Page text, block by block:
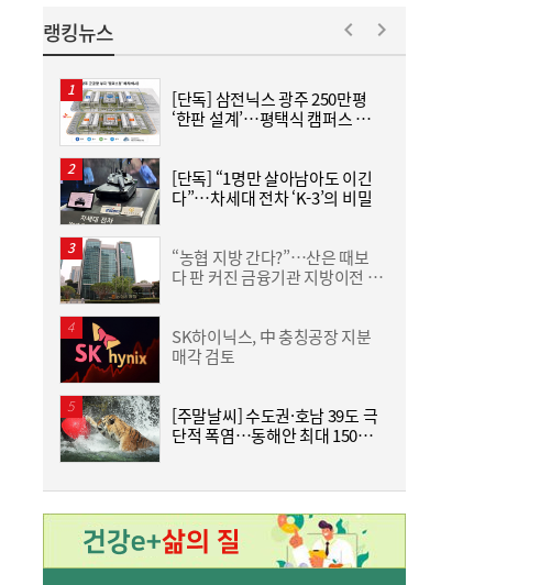
19:32
사상 최대 실적 이어가는 SK하이닉스…분기
배당 375원
19:26
통신 3사, AIDC로 실적 개선…남은 과제는
‘수익성’
랭킹뉴스
[단독] 삼전닉스 광주 250만평
‘한판 설계’…평택식 캠퍼스 들
[단독] “1명만 살아남아도 이긴
다”…차세대 전차 ‘K-3’의 비밀
“농협 지방 간다?”…산은 때보
다 판 커진 금융기관 지방이전 논
SK하이닉스, 中 충칭공장 지분
매각 검토
[주말날씨] 수도권·호남 39도 극
단적 폭염…동해안 최대 150㎜